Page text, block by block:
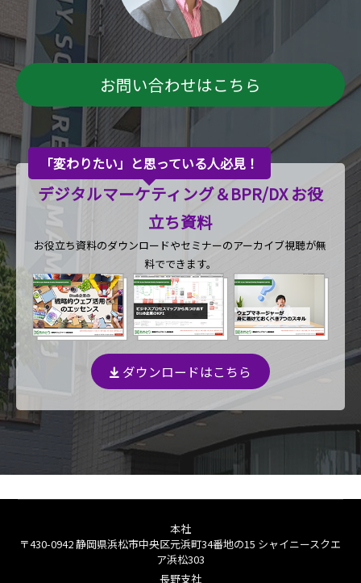
お問い合わせはこちら
「変わりたい」と思っている人必見！
デジタルマーケティング＆BPR/DX お役
立ち資料
お役立ち資料のダウンロードやセミナーのアーカイブ視聴が無
料でできます。
ダウンロードはこちら
本社
〒430-0942 静岡県浜松市中央区元浜町34番地の15 シャイニースクエ
ア浜松303
長野支社